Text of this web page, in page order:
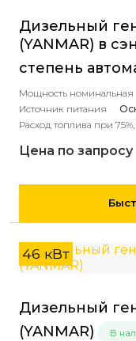
Дизельный
(YANMAR) в
степень
Мощность номинальная
Источник питания
Расход топлива при
Цена по запросу
46 кВт
Дизельный
(YANMAR)
В